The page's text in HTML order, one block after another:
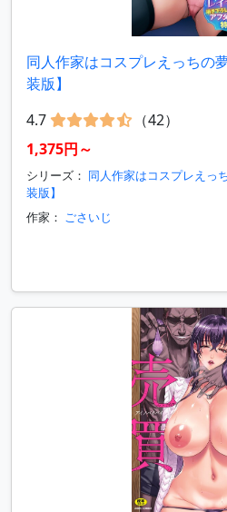
同人作家はコスプレえっちの
装版】
4.7
（42）
1,375円～
シリーズ： 同人作家はコスプレえっ
装版】
作家： ごさいじ